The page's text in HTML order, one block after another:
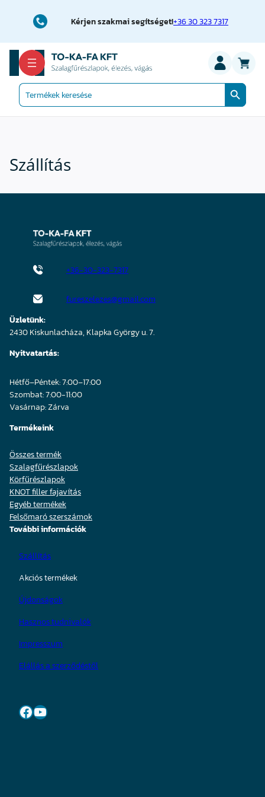
Kérjen szakmai segítséget!+36 30 323 7317
Search
for:
Search Button
Szállítás
+36-30-323-7317
fureszelezes@gmail.com
Üzletünk:
2430 Kiskunlacháza, Klapka György u. 7.
Nyitvatartás:
Hétfő–Péntek: 7:00–17:00
Szombat: 7:00-11:00
Vasárnap: Zárva
Termékeink
Összes termék
Szalagfűrészlapok
Körfűrészlapok
KNOT filler fajavítás
Egyéb termékek
Felsőmaró szerszámok
További információk
Szállítás
Akciós termékek
Újdonságok
Hasznos tudnivalók
Impresszum
Elállás a szerződéstől
Facebook YouTube